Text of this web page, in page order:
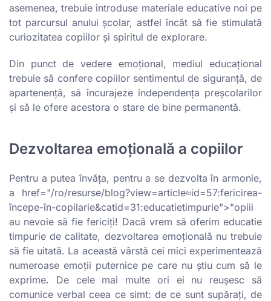
asemenea, trebuie introduse materiale educative noi pe
tot parcursul anului școlar, astfel încât să fie stimulată
curiozitatea copiilor și spiritul de explorare.
Din punct de vedere emoțional, mediul educațional
trebuie să confere copiilor sentimentul de siguranță, de
apartenență, să încurajeze independența preșcolarilor
și să le ofere acestora o stare de bine permanentă.
Dezvoltarea emoțională a copiilor
Pentru a putea învăța, pentru a se dezvolta în armonie,
a href="/ro/resurse/blog?view=article≈id=57:fericirea-
începe-în-copilarie&catid=31:educatietimpurie">"opiii
au nevoie să fie fericiți! Dacă vrem să oferim educatie
timpurie de calitate, dezvoltarea emoțională nu trebuie
să fie uitată. La această vârstă cei mici experimentează
numeroase emoții puternice pe care nu știu cum să le
exprime. De cele mai multe ori ei nu reușesc să
comunice verbal ceea ce simt: de ce sunt supărați, de